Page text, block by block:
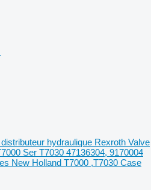
distributeur hydraulique Rexroth Valve
Ser T7030 47136304, 9170004
New Holland T7000 ,T7030 Case